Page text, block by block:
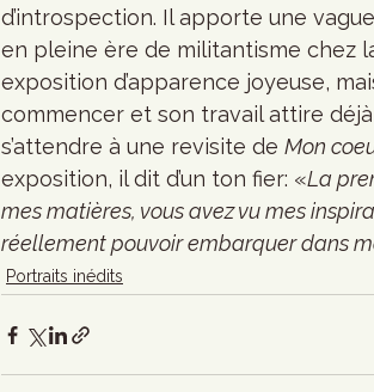
d’introspection. Il apporte une
en pleine ère de militantisme chez
exposition d’apparence joyeuse,
commencer et son travail attire
s’attendre à une revisite de Mon
exposition, il dit d’un ton fier: «La
mes matières, vous avez vu mes
réellement pouvoir embarquer dans
Portraits inédits